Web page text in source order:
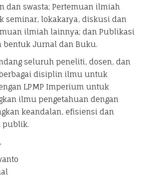
dan swasta; Pertemuan ilmiah
seminar, lokakarya, diskusi dan
ilmiah lainnya; dan Publikasi
bentuk Jurnal dan Buku.
seluruh peneliti, dosen, dan
disiplin ilmu untuk
LPMP Imperium untuk
ilmu pengetahuan dengan
keandalan, efisiensi dan
publik.